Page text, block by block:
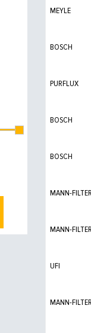
MEYLE
BOSCH
PURFLUX
BOSCH
BOSCH
MANN-FILTER
MANN-FILTER
UFI
MANN-FILTER